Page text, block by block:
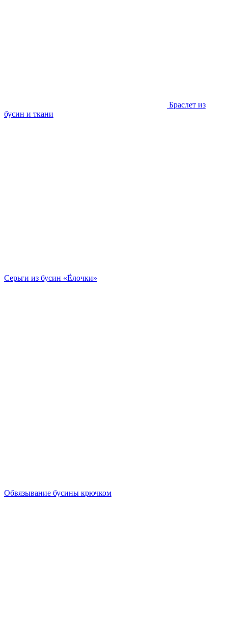
Браслет из
бусин и ткани
Серьги из бусин «Ёлочки»
Обвязывание бусины крючком